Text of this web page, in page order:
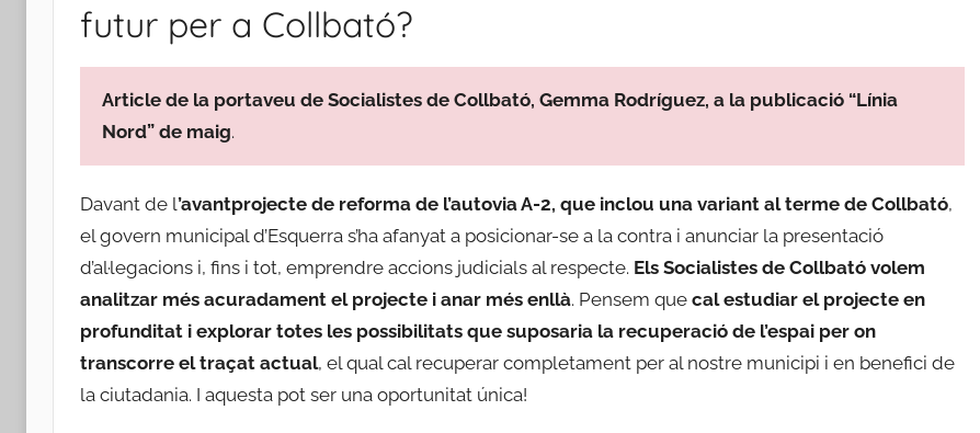
futur per a Collbató?
Article de la portaveu de Socialistes de Collbató, Gemma Rodríguez, a la publicació “Línia
Nord” de maig.
Davant de l’avantprojecte de reforma de l’autovia A-2, que inclou una variant al terme de Collbató,
el govern municipal d’Esquerra s’ha afanyat a posicionar-se a la contra i anunciar la presentació
d’al·legacions i, fins i tot, emprendre accions judicials al respecte. Els Socialistes de Collbató volem
analitzar més acuradament el projecte i anar més enllà. Pensem que cal estudiar el projecte en
profunditat i explorar totes les possibilitats que suposaria la recuperació de l’espai per on
transcorre el traçat actual, el qual cal recuperar completament per al nostre municipi i en benefici de
la ciutadania. I aquesta pot ser una oportunitat única!